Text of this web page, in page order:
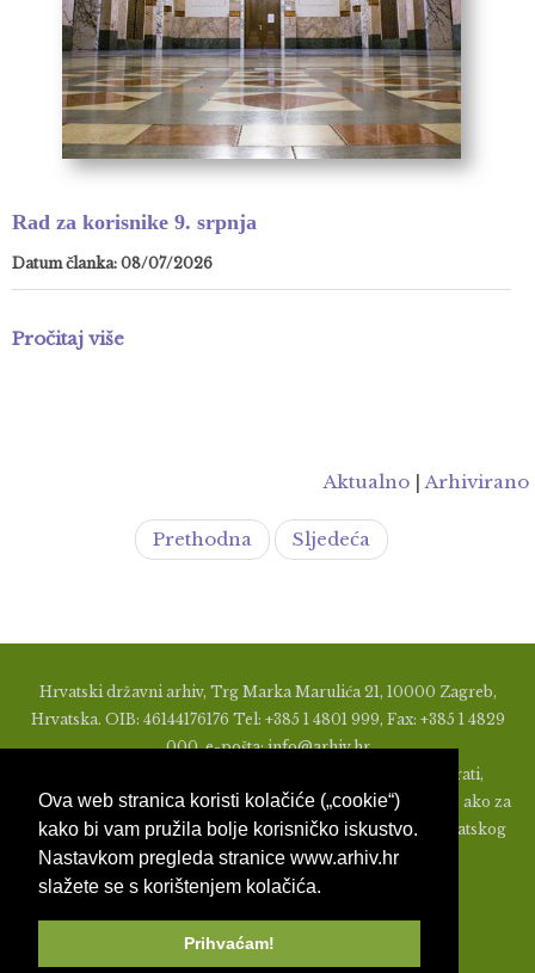
Ova web stranica koristi kolačiće („cookie“)
kako bi vam pružila bolje korisničko iskustvo.
Nastavkom pregleda stranice www.arhiv.hr
slažete se s korištenjem kolačića.
Prihvaćam!
Rad za korisnike 9. srpnja
Datum članka: 08/07/2026
Pročitaj više
Aktualno |Arhivirano
Prethodna Sljedeća
Hrvatski državni arhiv, Trg Marka Marulića 21, 10000 Zagreb,
Hrvatska. OIB: 46144176176 Tel: +385 1 4801 999, Fax: +385 1 4829
000, e-pošta: info@arhiv.hr
Zabranjeno je u bilo kojem obliku objavljivati, distribuirati,
mijenjati ili na ikoji način koristiti materijale s ovih stranica, ako za
to nije prethodno izdato pismeno odobrenje od strane Hrvatskog
državnog arhiva.